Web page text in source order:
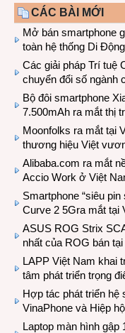
CÁC BÀI MỚI
Mở bán smartphone
toàn hệ thống Di
Các giải pháp Trí tuệ
chuyển đổi số ngành
Bộ đôi smartphone
7.500mAh ra mắt thị
Moonfolks ra mắt tại
thương hiệu Việt
Alibaba.com ra mắt
Accio Work ở Việt
Smartphone “siêu
Curve 2 5Gra mắt tại
ASUS ROG Strix
nhất của ROG bán
LAPP Việt Nam khai
tâm phát triển trọng
Hợp tác phát triển hệ
VinaPhone và Hiệp
Laptop màn hình gập